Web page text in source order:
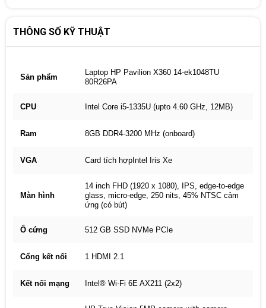
THÔNG SỐ KỸ THUẬT
Sản phẩm
Laptop HP Pavilion X360 14-ek1048TU
80R26PA
CPU Intel Core i5-1335U (upto 4.60 GHz, 12MB)
Ram 8GB DDR4-3200 MHz (onboard)
VGA Card tích hợpIntel Iris Xe
Màn hình
14 inch FHD (1920 x 1080), IPS, edge-to-edge
glass, micro-edge, 250 nits, 45% NTSC cảm
ứng (có bút)
Ổ cứng 512 GB SSD NVMe PCIe
Cổng kết nối 1 HDMI 2.1
Kết nối mạng Intel® Wi-Fi 6E AX211 (2x2)